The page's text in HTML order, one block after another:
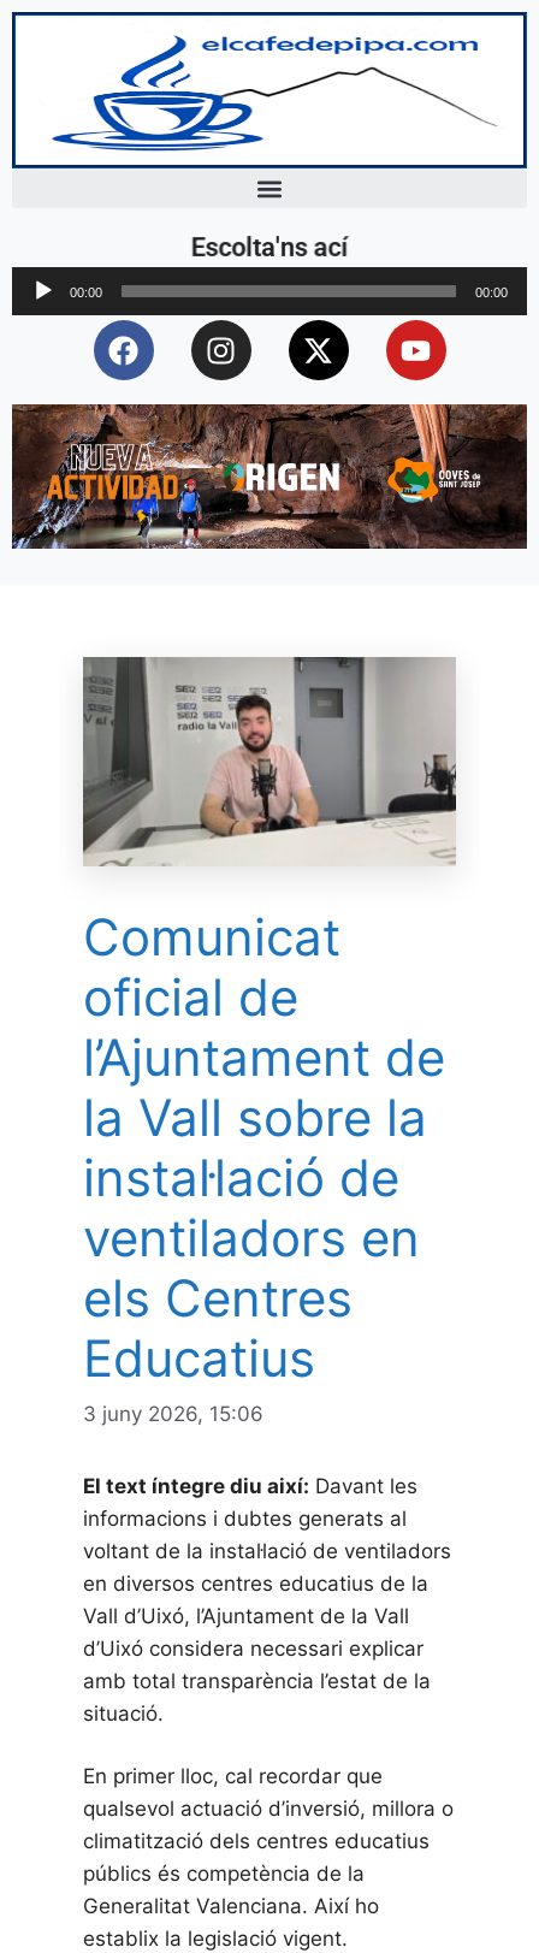
Escolta'ns ací
Reproductor
d'àudio
00:00 00:00
Comunicat
oficial de
l’Ajuntament de
la Vall sobre la
instal·lació de
ventiladors en
els Centres
Educatius
3 juny 2026, 15:06
El text íntegre diu així: Davant les
informacions i dubtes generats al
voltant de la instal·lació de ventiladors
en diversos centres educatius de la
Vall d’Uixó, l’Ajuntament de la Vall
d’Uixó considera necessari explicar
amb total transparència l’estat de la
situació.
En primer lloc, cal recordar que
qualsevol actuació d’inversió, millora o
climatització dels centres educatius
públics és competència de la
Generalitat Valenciana. Així ho
establix la legislació vigent.